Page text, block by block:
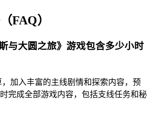
FAQ）
与大圆之旅》游戏包含多少小时
加入丰富的主线剧情和探索内容，预
完成全部游戏内容，包括支线任务和秘